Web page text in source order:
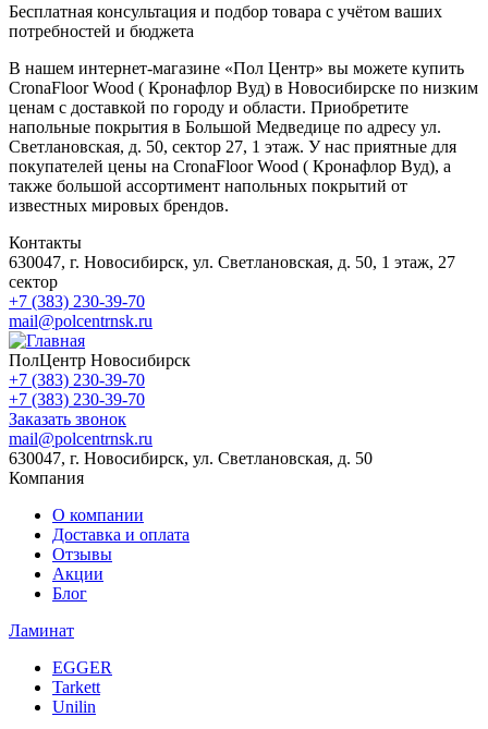
Бесплатная консультация и подбор товара с учётом ваших
потребностей и бюджета
В нашем интернет-магазине «Пол Центр» вы можете купить
CronaFloor Wood ( Кронафлор Вуд) в Новосибирске по низким
ценам с доставкой по городу и области. Приобретите
напольные покрытия в Большой Медведице по адресу ул.
Светлановская, д. 50, сектор 27, 1 этаж. У нас приятные для
покупателей цены на CronaFloor Wood ( Кронафлор Вуд), а
также большой ассортимент напольных покрытий от
известных мировых брендов.
Контакты
630047, г. Новосибирск, ул. Светлановская, д. 50, 1 этаж, 27
сектор
+7 (383) 230-39-70
mail@polcentrnsk.ru
ПолЦентр Новосибирск
+7 (383) 230-39-70
+7 (383) 230-39-70
Заказать звонок
mail@polcentrnsk.ru
630047, г. Новосибирск, ул. Светлановская, д. 50
Компания
О компании
Доставка и оплата
Отзывы
Акции
Блог
Ламинат
EGGER
Tarkett
Unilin